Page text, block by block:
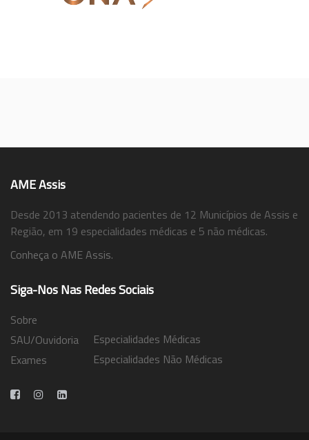
AME Assis
Desde 2013 atendendo pacientes de 12 Municípios de Assis e
Região, em 19 especialidades médicas e 5 não médicas.
Conheça o AME Assis.
Siga-Nos Nas Redes Sociais
Sobre
SAU/Ouvidoria
Exames
Especialidades Médicas
Especialidades Não Médicas